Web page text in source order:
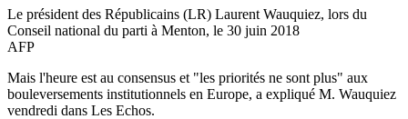
Le président des Républicains (LR) Laurent Wauquiez, lors du
Conseil national du parti à Menton, le 30 juin 2018
AFP
Mais l'heure est au consensus et "les priorités ne sont plus" aux
bouleversements institutionnels en Europe, a expliqué M. Wauquiez
vendredi dans Les Echos.